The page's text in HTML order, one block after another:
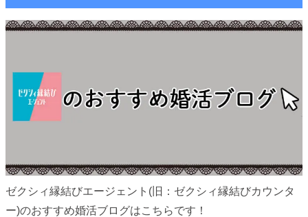
ゼクシィ縁結びエージェント(旧：ゼクシィ縁結びカウンタ
ー)のおすすめ婚活ブログはこちらです！